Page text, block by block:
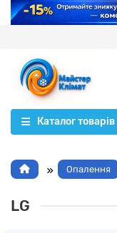
Каталог товарів
Опалення
LG